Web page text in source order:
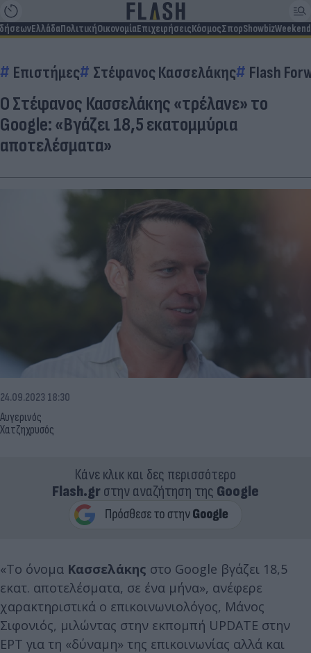
ΕλλάδαΠολιτικήΟικονομίαΕπιχειρήσειςΚόσμοςΣπορShowbizWeekend
Επιστήμες Στέφανος Κασσελάκης Flash
Ο Στέφανος Κασσελάκης «τρέλανε» το
Google: «Βγάζει 18,5 εκατομμύρια
αποτελέσματα»
Αυγερινός
Χατζηχρυσός
24.09.2023 18:30
Κάνε κλικ και δες περισσότερο
Flash.grστην αναζήτηση της Google
«Το όνομα Κασσελάκης στο Google βγάζει 18,5
εκατ. αποτελέσματα, σε ένα μήνα», ανέφερε
χαρακτηριστικά ο επικοινωνιολόγος, Μάνος
Σιφονιός, μιλώντας στην εκπομπή UPDATE στην
ΕΡΤ για τη «δύναμη» της επικοινωνίας αλλά και